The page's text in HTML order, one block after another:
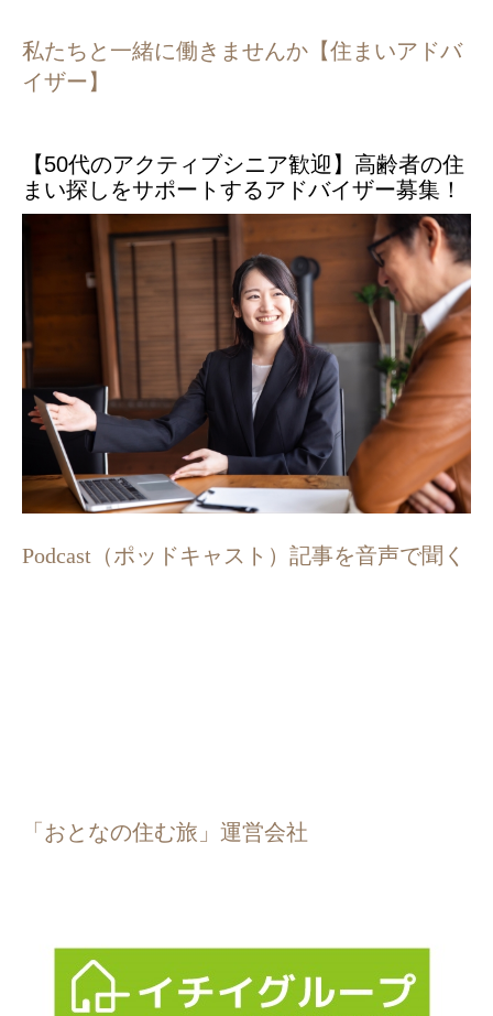
私たちと一緒に働きませんか【住まいアドバ
イザー】
【50代のアクティブシニア歓迎】高齢者の住
まい探しをサポートするアドバイザー募集！
Podcast（ポッドキャスト）記事を音声で聞く
「おとなの住む旅」運営会社